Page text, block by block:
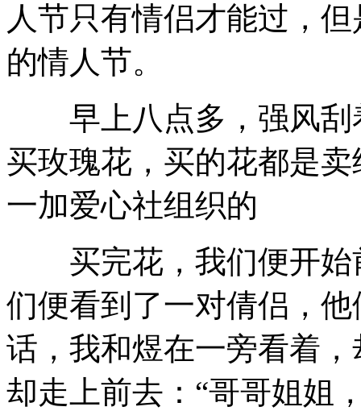
人节只有情侣才能过，
的情人节。
早上八点多，强风刮
买玫瑰花，买的花都是
一加爱心社组织的
买完花，我们便开始
们便看到了一对倩侣，
话，我和煜在一旁看着
却走上前去：“哥哥姐姐